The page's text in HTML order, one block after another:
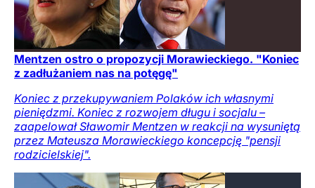
Mentzen ostro o propozycji Morawieckiego. "Koniec
z zadłużaniem nas na potęgę"
Koniec z przekupywaniem Polaków ich własnymi
pieniędzmi. Koniec z rozwojem długu i socjalu –
zaapelował Sławomir Mentzen w reakcji na wysuniętą
przez Mateusza Morawieckiego koncepcję "pensji
rodzicielskiej".